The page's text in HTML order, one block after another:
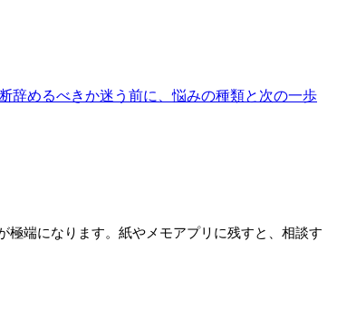
辞めるべきか迷う前に、悩みの種類と次の一歩
端になります。紙やメモアプリに残すと、相談す